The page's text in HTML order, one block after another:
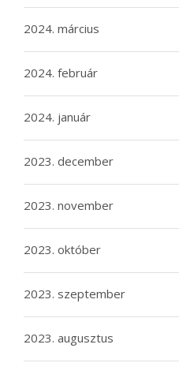
2024. március
2024. február
2024. január
2023. december
2023. november
2023. október
2023. szeptember
2023. augusztus